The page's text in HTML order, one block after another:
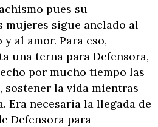
pues su
mujeres sigue anclado al
al amor. Para eso,
una terna para Defensora,
por mucho tiempo las
sostener la vida mientras
Era necesaria la llegada de
Defensora para